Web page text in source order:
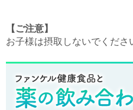
【ご注意】
お子様は摂取しないでくださ